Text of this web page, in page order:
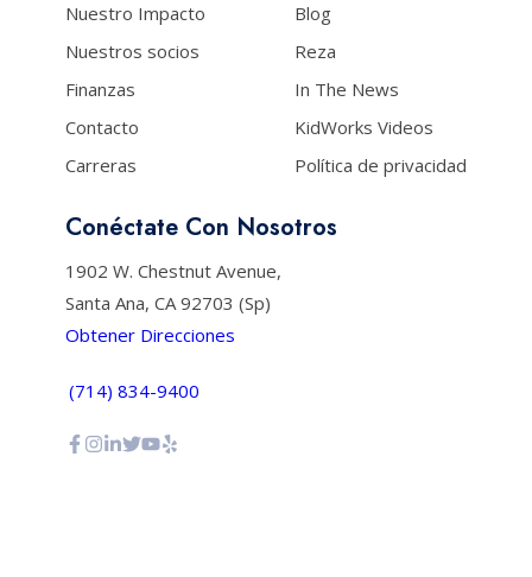
Nuestro Impacto
Nuestros socios
Finanzas
Contacto
Carreras
Blog
Reza
In The News
KidWorks Videos
Política de privacidad
Conéctate Con Nosotros
1902 W. Chestnut Avenue,
Santa Ana, CA 92703 (Sp)
Obtener Direcciones
(714) 834-9400